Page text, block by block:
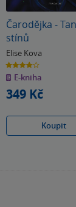
Čarodějka -
stínů
Elise Kova
4.0
z
5
hvězdiček
E-kniha
349 Kč
Koupit